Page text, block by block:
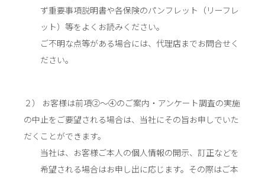
ず重要事項説明書や各保険のパンフレット（リーフレ
ット）等をよくお読みください。
ご不明な点等がある場合には、代理店までお問合せく
ださい。
２） お客様は前項②～④のご案内・アンケート調査の実施
の中止をご要望される場合は、当社にその旨お申しでいた
だくことができます。
当社は、お客様ご本人の個人情報の開示、訂正などを
希望される場合はお申し出に応じます。その際はご本